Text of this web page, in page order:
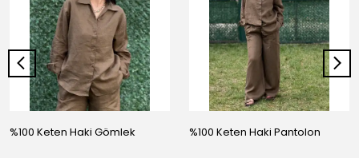
%100 Keten Haki Gömlek %100 Keten Haki Pantolon